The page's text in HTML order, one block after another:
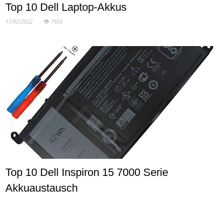
Top 10 Dell Laptop-Akkus
17/02/2022 7503
Top 10 Dell Inspiron 15 7000 Serie
Akkuaustausch